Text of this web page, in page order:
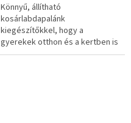
0,0
csillag.
Könnyű, állítható
kosárlabdapalánk
kiegészítőkkel, hogy a
gyerekek otthon és a kertben is
jól szórakozzanak!